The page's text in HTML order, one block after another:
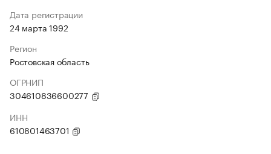
Дата регистрации
24 марта 1992
Регион
Ростовская область
ОГРНИП
304610836600277
ИНН
610801463701